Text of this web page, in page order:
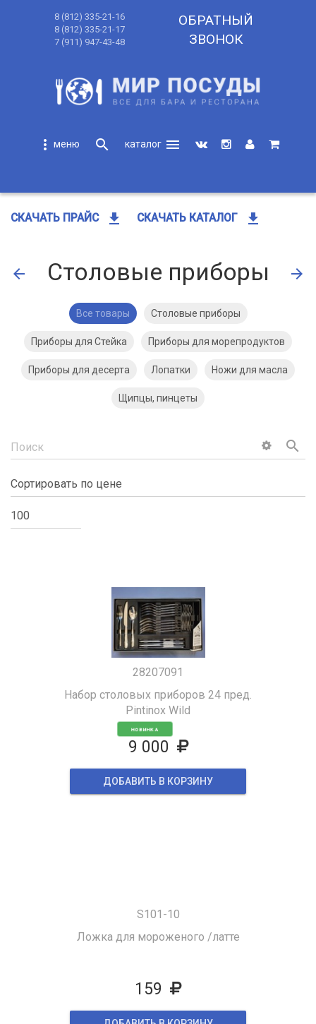
8 (812) 335-21-16
8 (812) 335-21-17
7 (911) 947-43-48
ОБРАТНЫЙ
ЗВОНОК
more_vert search
menu
СКАЧАТЬ ПРАЙС get_app СКАЧАТЬ КАТАЛОГ get_app
arrow_back Столовые приборы arrow_forward
Все товары Столовые приборы
Приборы для Стейка Приборы для морепродуктов
Приборы для десерта Лопатки Ножи для масла
Щипцы, пинцеты
search
28207091
Набор столовых приборов 24 пред.
Pintinox Wild
НОВИНКА
9 000
ДОБАВИТЬ В КОРЗИНУ
S101-10
Ложка для мороженого /латте
159